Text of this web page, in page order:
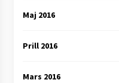
Maj 2016
Prill 2016
Mars 2016